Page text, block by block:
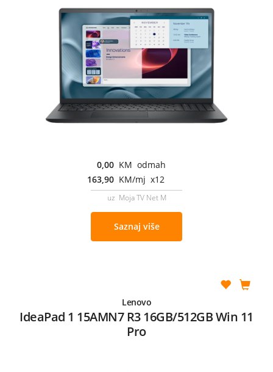
0,00 KM odmah
163,90 KM/mj x12
uz Moja TV Net M
Saznaj više
Lenovo
IdeaPad 1 15AMN7 R3 16GB/512GB Win 11
Pro